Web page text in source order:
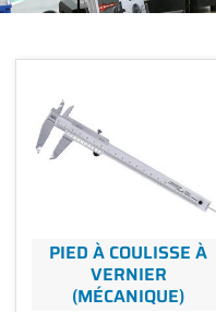
PIED À COULISSE À
VERNIER
(MÉCANIQUE)